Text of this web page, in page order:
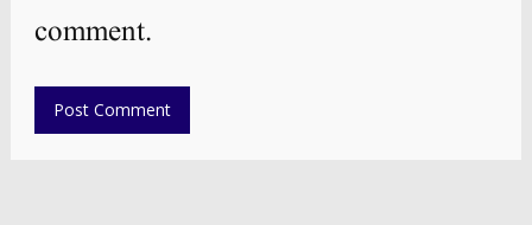
comment.